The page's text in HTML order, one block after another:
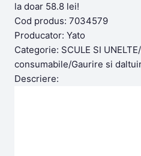
la doar 58.8 lei!
Cod produs: 7034579
Producator: Yato
Categorie: SCULE SI
consumabile/Gaurire si
Descriere: